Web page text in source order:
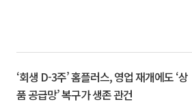
‘회생 D-3주’ 홈플러스, 영업 재개에도 ‘상
품 공급망’ 복구가 생존 관건